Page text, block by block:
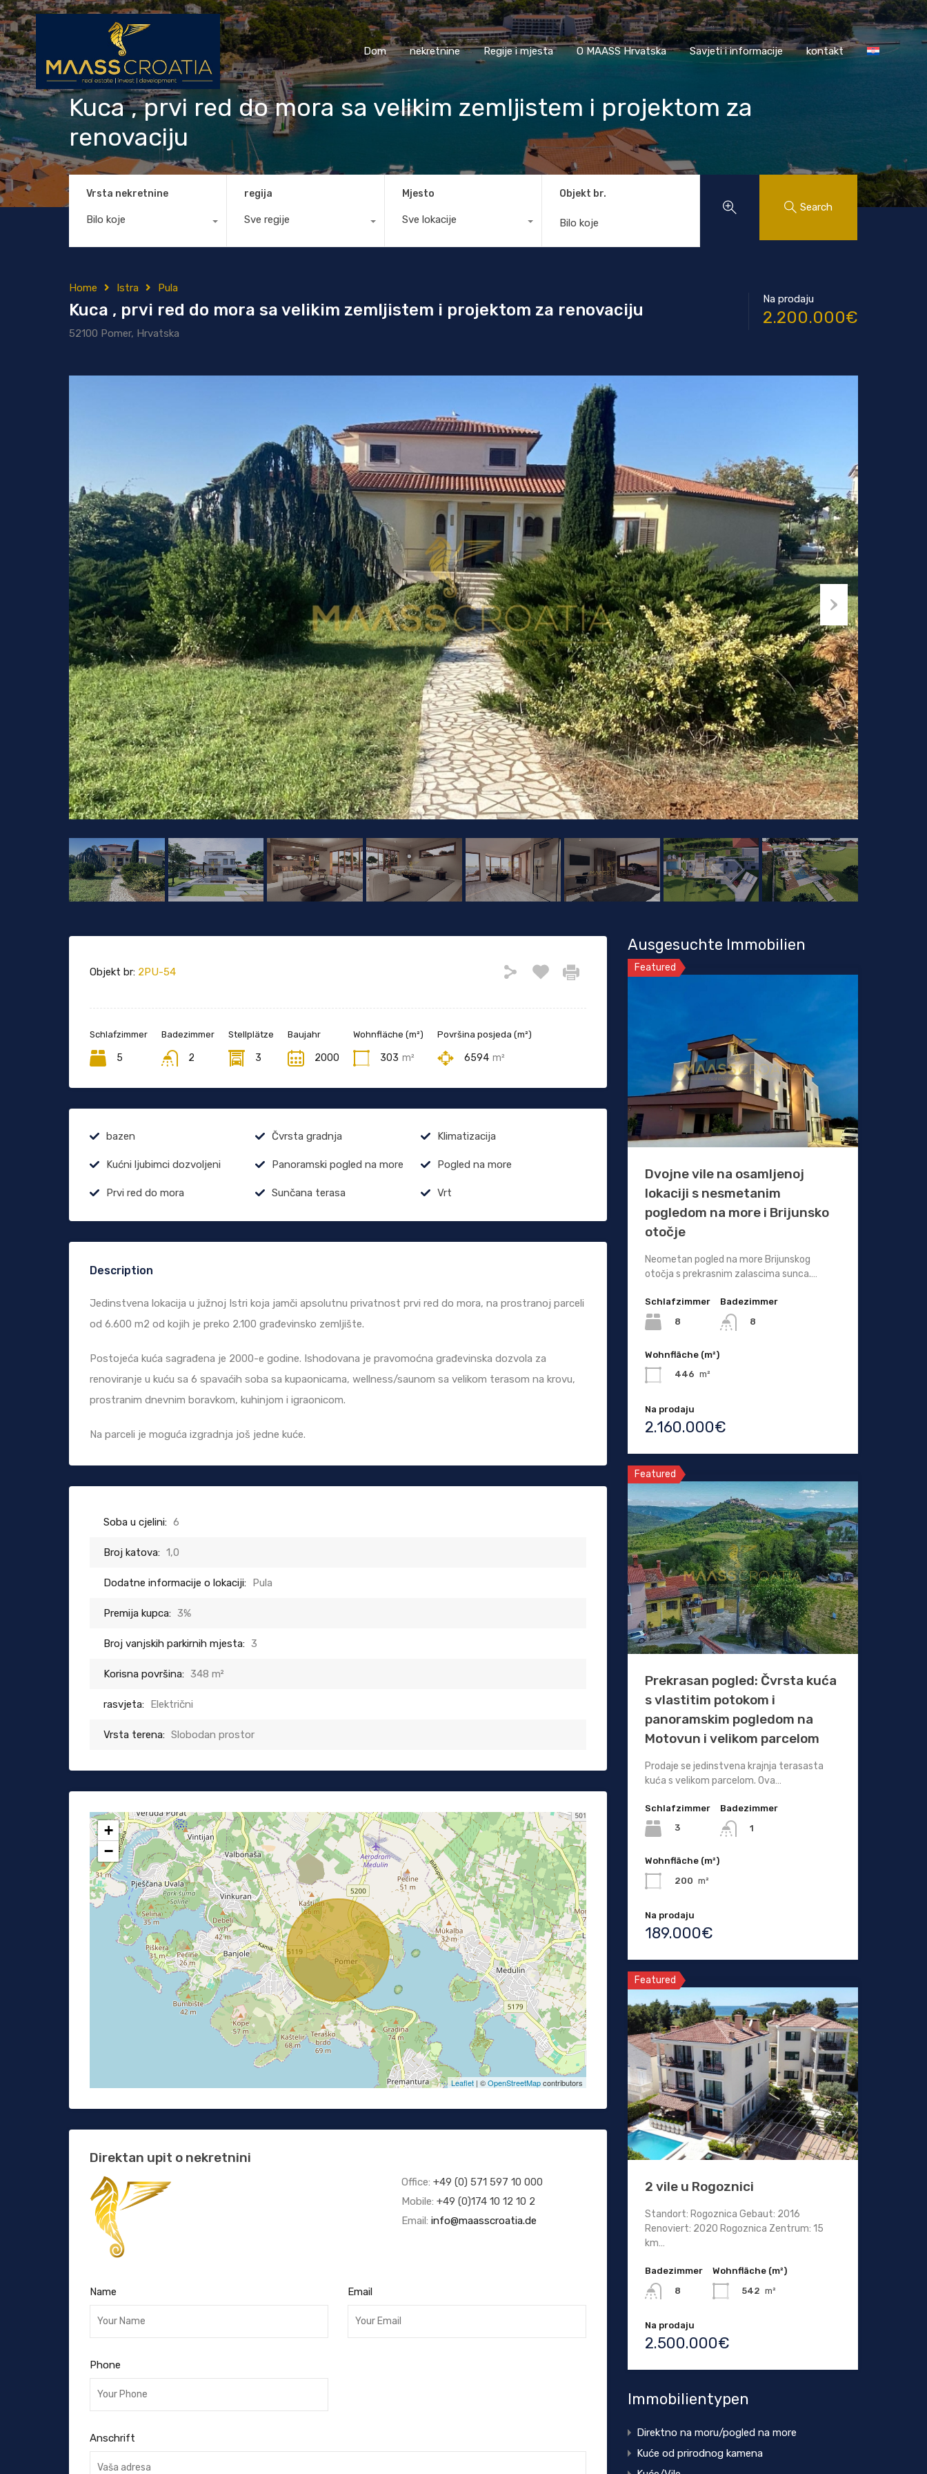
Dom nekretnine Regije i mjesta O MAASS Hrvatska Savjeti i informacije kontakt
Dom nekretnine Regije i mjesta O MAASS Hrvatska Savjeti i informacije kontakt
Kuca , prvi red do mora sa velikim zemljistem i projektom za
renovaciju
Vrsta nekretnine
Bilo koje
regija
Sve regije
Mjesto
Sve lokacije
Objekt br.
Search
Home Istra Pula
Kuca , prvi red do mora sa velikim zemljistem i projektom za renovaciju
52100 Pomer, Hrvatska
Na prodaju
2.200.000€
Objekt br: 2PU-54
Schlafzimmer
5
Badezimmer
2
Stellplätze
3
Baujahr
2000
Wohnfläche (m²)
303 m²
Površina posjeda (m²)
6594 m²
bazen Čvrsta gradnja Klimatizacija
Kućni ljubimci dozvoljeni Panoramski pogled na more Pogled na more
Prvi red do mora Sunčana terasa Vrt
Description
Jedinstvena lokacija u južnoj Istri koja jamči apsolutnu privatnost prvi red do mora, na prostranoj parceli
od 6.600 m2 od kojih je preko 2.100 građevinsko zemljište.
Postojeća kuća sagrađena je 2000-e godine. Ishodovana je pravomoćna građevinska dozvola za
renoviranje u kuću sa 6 spavaćih soba sa kupaonicama, wellness/saunom sa velikom terasom na krovu,
prostranim dnevnim boravkom, kuhinjom i igraonicom.
Na parceli je moguća izgradnja još jedne kuće.
Soba u cjelini: 6
Broj katova: 1,0
Dodatne informacije o lokaciji: Pula
Premija kupca: 3%
Broj vanjskih parkirnih mjesta: 3
Korisna površina: 348 m²
rasvjeta: Električni
Vrsta terena: Slobodan prostor
+
−
Leaflet| ©OpenStreetMapcontributors
Direktan upit o nekretnini
Office: +49 (0) 571 597 10 000
Mobile: +49 (0)174 10 12 10 2
Email: info@maasscroatia.de
Name Email
Phone
Anschrift
Ausgesuchte Immobilien
Featured
Dvojne vile na osamljenoj
lokaciji s nesmetanim
pogledom na more i Brijunsko
otočje
Neometan pogled na more Brijunskog
otočja s prekrasnim zalascima sunca.…
Schlafzimmer
8
Badezimmer
8
Wohnfläche (m²)
446 m²
Na prodaju
2.160.000€
Featured
Prekrasan pogled: Čvrsta kuća
s vlastitim potokom i
panoramskim pogledom na
Motovun i velikom parcelom
Prodaje se jedinstvena krajnja terasasta
kuća s velikom parcelom. Ova…
Schlafzimmer
3
Badezimmer
1
Wohnfläche (m²)
200 m²
Na prodaju
189.000€
Featured
2 vile u Rogoznici
Standort: Rogoznica Gebaut: 2016
Renoviert: 2020 Rogoznica Zentrum: 15
km…
Badezimmer
8
Wohnfläche (m²)
542 m²
Na prodaju
2.500.000€
Immobilientypen
Direktno na moru/pogled na more
Kuće od prirodnog kamena